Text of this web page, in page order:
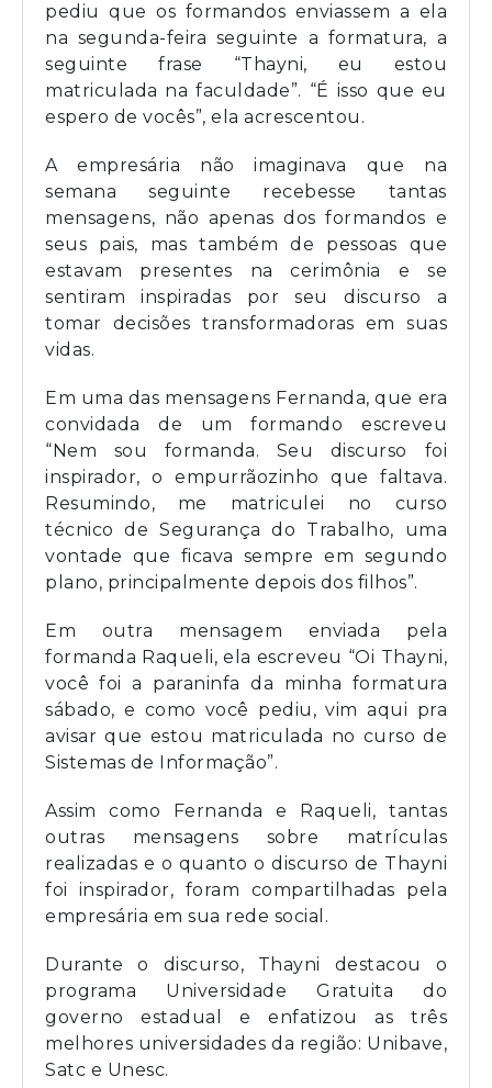
pediu que os formandos enviassem a ela
na segunda-feira seguinte a formatura, a
seguinte frase “Thayni, eu estou
matriculada na faculdade”. “É isso que eu
espero de vocês”, ela acrescentou.
A empresária não imaginava que na
semana seguinte recebesse tantas
mensagens, não apenas dos formandos e
seus pais, mas também de pessoas que
estavam presentes na cerimônia e se
sentiram inspiradas por seu discurso a
tomar decisões transformadoras em suas
vidas.
Em uma das mensagens Fernanda, que era
convidada de um formando escreveu
“Nem sou formanda. Seu discurso foi
inspirador, o empurrãozinho que faltava.
Resumindo, me matriculei no curso
técnico de Segurança do Trabalho, uma
vontade que ficava sempre em segundo
plano, principalmente depois dos filhos”.
Em outra mensagem enviada pela
formanda Raqueli, ela escreveu “Oi Thayni,
você foi a paraninfa da minha formatura
sábado, e como você pediu, vim aqui pra
avisar que estou matriculada no curso de
Sistemas de Informação”.
Assim como Fernanda e Raqueli, tantas
outras mensagens sobre matrículas
realizadas e o quanto o discurso de Thayni
foi inspirador, foram compartilhadas pela
empresária em sua rede social.
Durante o discurso, Thayni destacou o
programa Universidade Gratuita do
governo estadual e enfatizou as três
melhores universidades da região: Unibave,
Satc e Unesc.